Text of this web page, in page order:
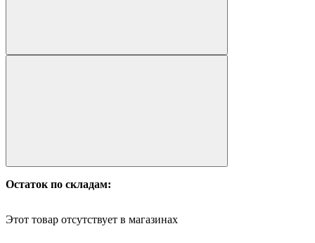
Остаток по складам:
Этот товар отсутствует в магазинах